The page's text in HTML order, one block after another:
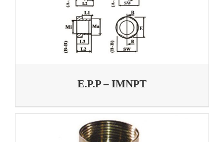
E.P.P – IMNPT